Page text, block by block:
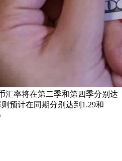
汇率将在第二季和第四季分别达
预计在同期分别达到1.29和